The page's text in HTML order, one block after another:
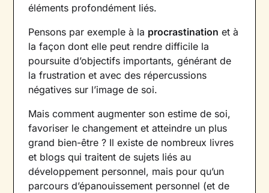
éléments profondément liés.
Pensons par exemple à la procrastination et à
la façon dont elle peut rendre difficile la
poursuite d’objectifs importants, générant de
la frustration et avec des répercussions
négatives sur l’image de soi.
Mais comment augmenter son estime de soi,
favoriser le changement et atteindre un plus
grand bien-être ? Il existe de nombreux livres
et blogs qui traitent de sujets liés au
développement personnel, mais pour qu’un
parcours d’épanouissement personnel (et de